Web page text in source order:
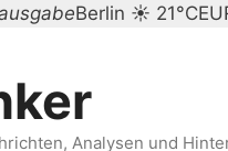
Berlin ☀ 21°C
Analysen und